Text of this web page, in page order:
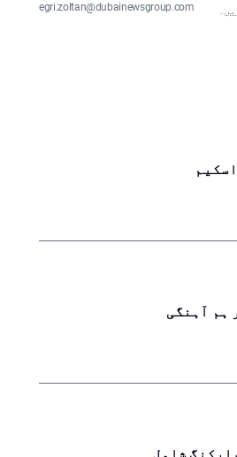
۔ egri.zoltan@dubainewsgroup.com
ہم آہنگی